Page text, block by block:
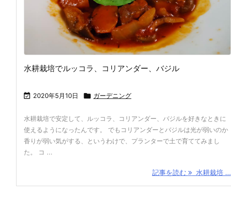
水耕栽培でルッコラ、コリアンダー、バジル
 2020年5月10日  ガーデニング
水耕栽培で安定して、ルッコラ、コリアンダー、バジルを好きなときに
使えるようになったんです。 でもコリアンダーとバジルは光が弱いのか
香りが弱い気がする、というわけで、プランターで土で育ててみまし
た。 コ ...
記事を読む 水耕栽培 ...